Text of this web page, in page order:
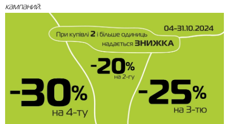
кампаний.